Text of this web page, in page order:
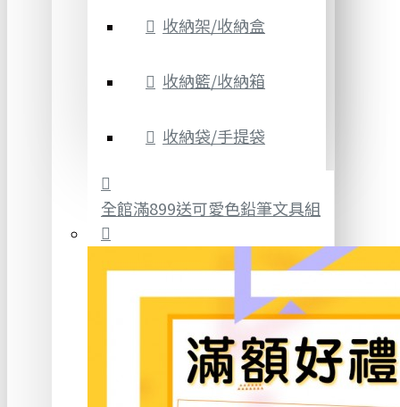
收納架/收納盒
收納籃/收納箱
收納袋/手提袋
全館滿899送可愛色鉛筆文具組